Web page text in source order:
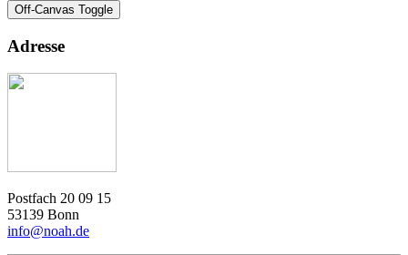
Off-Canvas Toggle
Adresse
Postfach 20 09 15
53139 Bonn
info@noah.de